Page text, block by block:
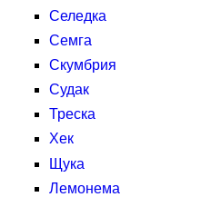
Селедка
Семга
Скумбрия
Судак
Треска
Хек
Щука
Лемонема